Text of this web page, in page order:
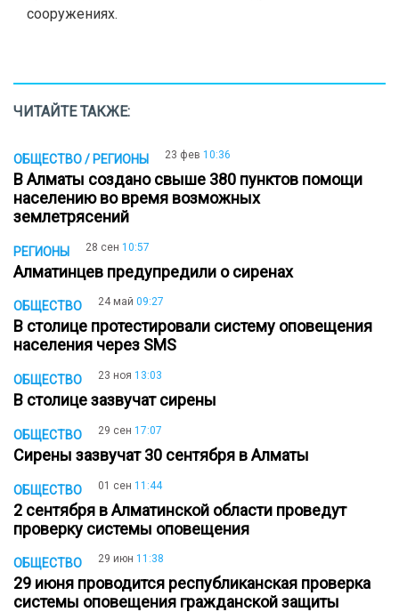
сооружениях.
ЧИТАЙТЕ ТАКЖЕ:
ОБЩЕСТВО / РЕГИОНЫ 23 фев 10:36
В Алматы создано свыше 380 пунктов помощи
населению во время возможных
землетрясений
РЕГИОНЫ 28 сен 10:57
Алматинцев предупредили о сиренах
ОБЩЕСТВО 24 май 09:27
В столице протестировали систему оповещения
населения через SMS
ОБЩЕСТВО 23 ноя 13:03
В столице зазвучат сирены
ОБЩЕСТВО 29 сен 17:07
Сирены зазвучат 30 сентября в Алматы
ОБЩЕСТВО 01 сен 11:44
2 сентября в Алматинской области проведут
проверку системы оповещения
ОБЩЕСТВО 29 июн 11:38
29 июня проводится республиканская проверка
системы оповещения гражданской защиты